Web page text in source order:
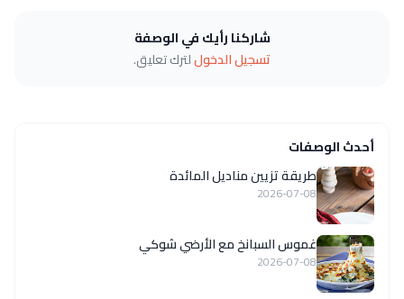
شاركنا رأيك في الوصفة
تسجيل الدخوللترك تعليق.
أحدث الوصفات
طريقة تزيين مناديل المائدة
2026-07-08
غموس السبانخ مع الأرضي شوكي
2026-07-08